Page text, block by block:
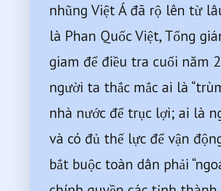
nhũng Việt Á đã rộ lên từ
là Phan Quốc Việt, Tổng
giam để điều tra cuối năm
người ta thắc mắc ai là
nhà nước để trục lợi; ai là
và có đủ thế lực để vận
bắt buộc toàn dân phải